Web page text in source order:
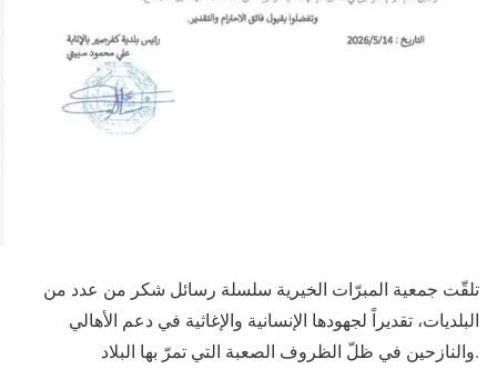
تلقّت جمعية المبرّات الخيرية سلسلة رسائل شكر من عدد من
البلديات، تقديراً لجهودها الإنسانية والإغاثية في دعم الأهالي
والنازحين في ظلّ الظروف الصعبة التي تمرّ بها البلاد.